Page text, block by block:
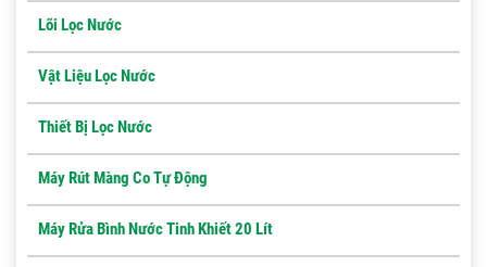
Lõi Lọc Nước
Vật Liệu Lọc Nước
Thiết Bị Lọc Nước
Máy Rút Màng Co Tự Động
Máy Rửa Bình Nước Tinh Khiết 20 Lít